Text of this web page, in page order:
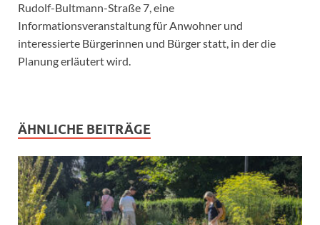
Rudolf-Bultmann-Straße 7, eine
Informationsveranstaltung für Anwohner und
interessierte Bürgerinnen und Bürger statt, in der die
Planung erläutert wird.
ÄHNLICHE BEITRÄGE